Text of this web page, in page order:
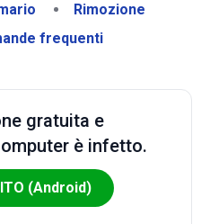
Rimozione
frequenti
gratuita e
è infetto.
(Android)